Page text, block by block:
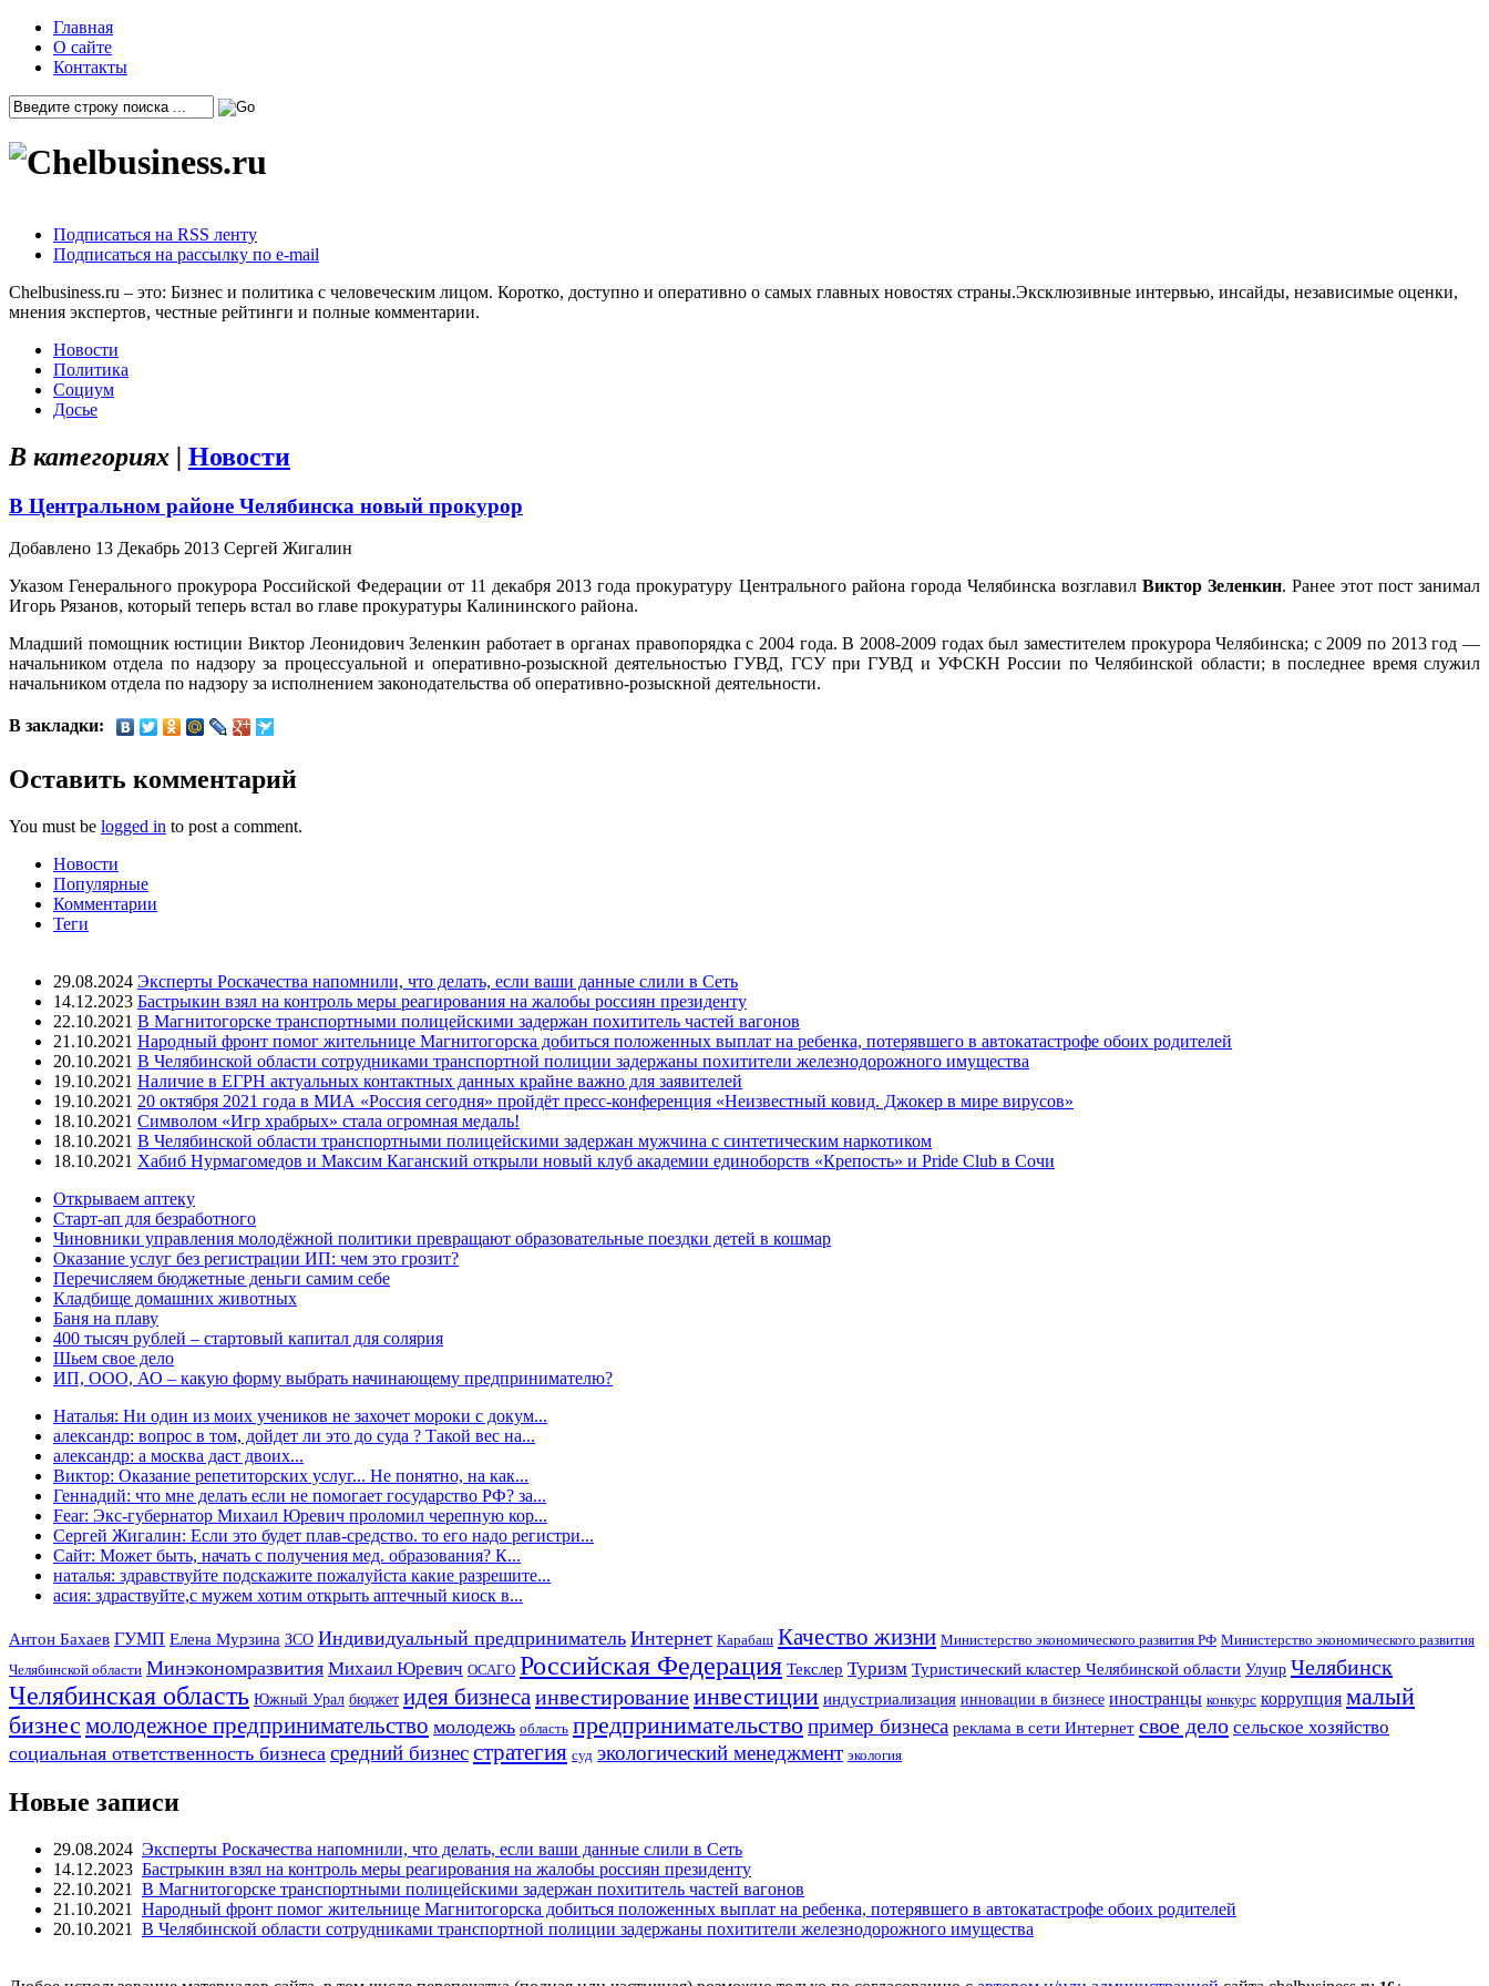
Главная
О сайте
Контакты
Подписаться на RSS ленту
Подписаться на рассылку по e-mail
Chelbusiness.ru – это: Бизнес и политика с человеческим лицом. Коротко, доступно и оперативно о самых главных новостях страны.Эксклюзивные интервью, инсайды, независимые оценки,
мнения экспертов, честные рейтинги и полные комментарии.
Новости
Политика
Социум
Досье
В категориях | Новости
В Центральном районе Челябинска новый прокурор
Добавлено 13 Декабрь 2013 Сергей Жигалин
Указом Генерального прокурора Российской Федерации от 11 декабря 2013 года прокуратуру Центрального района города Челябинска возглавил Виктор Зеленкин. Ранее этот пост занимал
Игорь Рязанов, который теперь встал во главе прокуратуры Калининского района.
Младший помощник юстиции Виктор Леонидович Зеленкин работает в органах правопорядка с 2004 года. В 2008-2009 годах был заместителем прокурора Челябинска; с 2009 по 2013 год —
начальником отдела по надзору за процессуальной и оперативно-розыскной деятельностью ГУВД, ГСУ при ГУВД и УФСКН России по Челябинской области; в последнее время служил
начальником отдела по надзору за исполнением законодательства об оперативно-розыскной деятельности.
В закладки:
Оставить комментарий
You must be logged in to post a comment.
Новости
Популярные
Комментарии
Теги
29.08.2024 Эксперты Роскачества напомнили, что делать, если ваши данные слили в Сеть
14.12.2023 Бастрыкин взял на контроль меры реагирования на жалобы россиян президенту
22.10.2021 В Магнитогорске транспортными полицейскими задержан похититель частей вагонов
21.10.2021 Народный фронт помог жительнице Магнитогорска добиться положенных выплат на ребенка, потерявшего в автокатастрофе обоих родителей
20.10.2021 В Челябинской области сотрудниками транспортной полиции задержаны похитители железнодорожного имущества
19.10.2021 Наличие в ЕГРН актуальных контактных данных крайне важно для заявителей
19.10.2021 20 октября 2021 года в МИА «Россия сегодня» пройдёт пресс-конференция «Неизвестный ковид. Джокер в мире вирусов»
18.10.2021 Символом «Игр храбрых» стала огромная медаль!
18.10.2021 В Челябинской области транспортными полицейскими задержан мужчина с синтетическим наркотиком
18.10.2021 Хабиб Нурмагомедов и Максим Каганский открыли новый клуб академии единоборств «Крепость» и Pride Club в Сочи
Открываем аптеку
Старт-ап для безработного
Чиновники управления молодёжной политики превращают образовательные поездки детей в кошмар
Оказание услуг без регистрации ИП: чем это грозит?
Перечисляем бюджетные деньги самим себе
Кладбище домашних животных
Баня на плаву
400 тысяч рублей – стартовый капитал для солярия
Шьем свое дело
ИП, ООО, АО – какую форму выбрать начинающему предпринимателю?
Наталья: Ни один из моих учеников не захочет мороки с докум...
александр: вопрос в том, дойдет ли это до суда ? Такой вес на...
александр: а москва даст двоих...
Виктор: Оказание репетиторских услуг... Не понятно, на как...
Геннадий: что мне делать если не помогает государство РФ? за...
Fear: Экс-губернатор Михаил Юревич проломил черепную кор...
Сергей Жигалин: Если это будет плав-средство. то его надо регистри...
Сайт: Может быть, начать с получения мед. образования? К...
наталья: здравствуйте подскажите пожалуйста какие разрешите...
асия: здраствуйте,с мужем хотим открыть аптечный киоск в...
Антон Бахаев ГУМП Елена Мурзина ЗСО Индивидуальный предприниматель Интернет Карабаш Качество жизни Министерство экономического развития РФ Министерство экономического развития
Челябинской области Минэкономразвития Михаил Юревич ОСАГО Российская Федерация Текслер Туризм Туристический кластер Челябинской области Улуир Челябинск
Челябинская область Южный Урал бюджет идея бизнеса инвестированиеинвестиции индустриализация инновации в бизнесе иностранцы конкурс коррупция малый
бизнес молодежное предпринимательство молодежь область предпринимательствопример бизнеса реклама в сети Интернет свое дело сельское хозяйство
социальная ответственность бизнеса средний бизнесстратегия суд экологический менеджмент экология
Новые записи
29.08.2024 Эксперты Роскачества напомнили, что делать, если ваши данные слили в Сеть
14.12.2023 Бастрыкин взял на контроль меры реагирования на жалобы россиян президенту
22.10.2021
В Магнитогорске транспортными полицейскими задержан похититель частей вагонов
21.10.2021
Народный фронт помог жительнице Магнитогорска добиться положенных выплат на ребенка, потерявшего в автокатастрофе обоих родителей
20.10.2021
В Челябинской области сотрудниками транспортной полиции задержаны похитители железнодорожного имущества